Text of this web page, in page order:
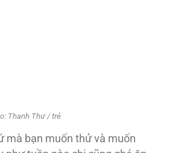
Thanh Thư / trẻ
mà bạn muốn thử và muốn